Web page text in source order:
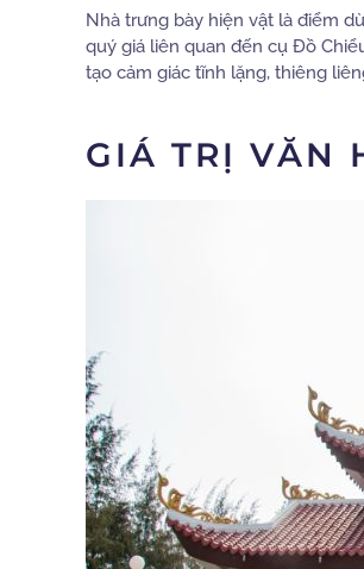
Nhà trưng bày hiện vật là điểm
quý giá liên quan đến cụ Đồ
tạo cảm giác tĩnh lặng, thiêng
GIÁ TRỊ VĂN